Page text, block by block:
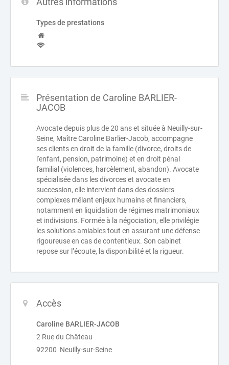
Types de prestations
Présentation de Caroline BARLIER-
JACOB
Avocate depuis plus de 20 ans et située à Neuilly-sur-
Seine, Maître Caroline Barlier-Jacob, accompagne
ses clients en droit de la famille (divorce, droits de
l'enfant, pension, patrimoine) et en droit pénal
familial (violences, harcèlement, abandon). Avocate
spécialisée dans les divorces et avocate en
succession, elle intervient dans des dossiers
complexes mêlant enjeux humains et financiers,
notamment en liquidation de régimes matrimoniaux
et indivisions. Formée à la négociation, elle privilégie
les solutions amiables tout en assurant une défense
rigoureuse en cas de contentieux. Son cabinet
repose sur l’écoute, la disponibilité et la rigueur.
Accès
Caroline BARLIER-JACOB
2 Rue du Château
92200 Neuilly-sur-Seine